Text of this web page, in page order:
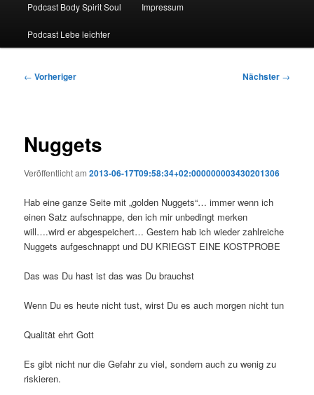
Podcast Body Spirit Soul Impressum
Podcast Lebe leichter
Beitragsnavigation
← Vorheriger Nächster →
Nuggets
Veröffentlicht am2013-06-17T09:58:34+02:000000003430201306
Hab eine ganze Seite mit „golden Nuggets“… immer wenn ich
einen Satz aufschnappe, den ich mir unbedingt merken
will….wird er abgespeichert… Gestern hab ich wieder zahlreiche
Nuggets aufgeschnappt und DU KRIEGST EINE KOSTPROBE
Das was Du hast ist das was Du brauchst
Wenn Du es heute nicht tust, wirst Du es auch morgen nicht tun
Qualität ehrt Gott
Es gibt nicht nur die Gefahr zu viel, sondern auch zu wenig zu
riskieren.